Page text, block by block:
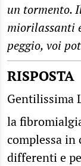
un tormento.
miorilassanti
peggio, voi
RISPOSTA
Gentilissima
la
complessa
differenti e